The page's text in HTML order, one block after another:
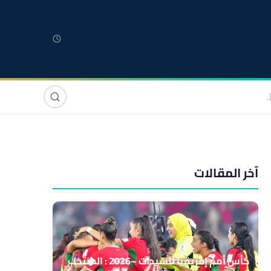
صوت وصورة
آخر المقالات
كأس أمم إفريقيا للسيدات –2026 : المنتخب